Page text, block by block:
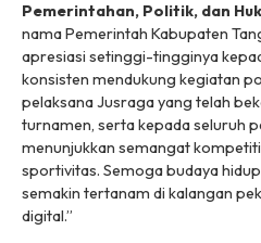
Pemerintahan, Politik, dan
nama Pemerintah Kabupaten
apresiasi setinggi-tingginya
konsisten mendukung kegiatan
pelaksana Jusraga yang telah
turnamen, serta kepada seluruh
menunjukkan semangat
sportivitas. Semoga budaya
semakin tertanam di kalangan
digital.”